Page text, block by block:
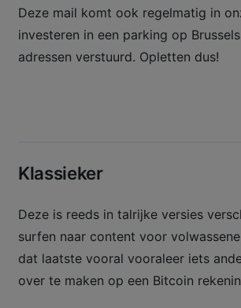
Deze mail komt ook regelmatig in
investeren in een parking op
adressen verstuurd. Opletten dus!
Klassieker
Deze is reeds in talrijke versies
surfen naar content voor
dat laatste vooral vooraleer iets
over te maken op een Bitcoin